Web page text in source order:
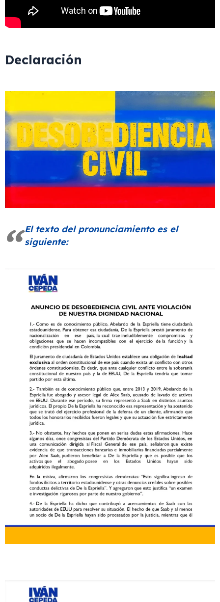
Declaración
El texto del pronunciamiento es el
siguiente: